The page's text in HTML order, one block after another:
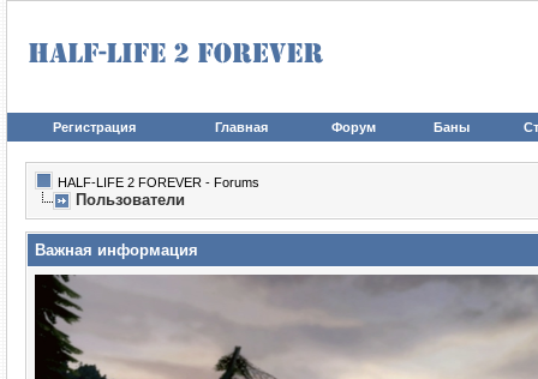
Регистрация Главная Форум Баны
HALF-LIFE 2 FOREVER - Forums
Пользователи
Важная информация